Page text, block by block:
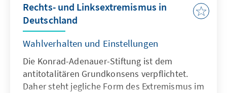
Rechts- und Linksextremismus in
Deutschland
Wahlverhalten und Einstellungen
Die Konrad-Adenauer-Stiftung ist dem
antitotalitären Grundkonsens verpflichtet.
Daher steht jegliche Form des Extremismus im